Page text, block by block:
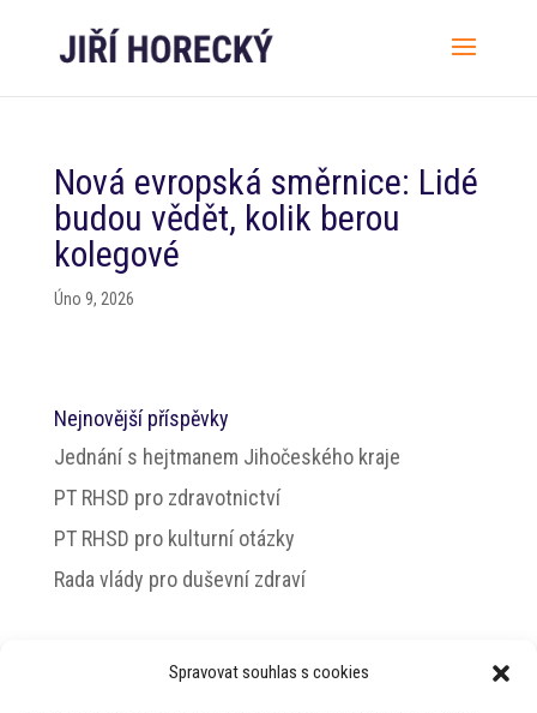
Spravovat souhlas s cookies
Nová evropská směrnice: Lidé
budou vědět, kolik berou
kolegové
Úno 9, 2026
Nejnovější příspěvky
Jednání s hejtmanem Jihočeského kraje
PT RHSD pro zdravotnictví
PT RHSD pro kulturní otázky
Rada vlády pro duševní zdraví